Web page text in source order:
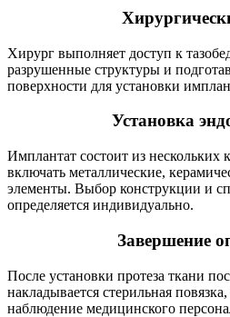
Хирург выполняет доступ к
разрушенные структуры и
поверхности для установки
Установка
Имплантат состоит из нескольких
включать металлические,
элементы. Выбор конструкции и
определяется индивидуально.
Завершение
После установки протеза ткани
накладывается стерильная
наблюдение медицинского